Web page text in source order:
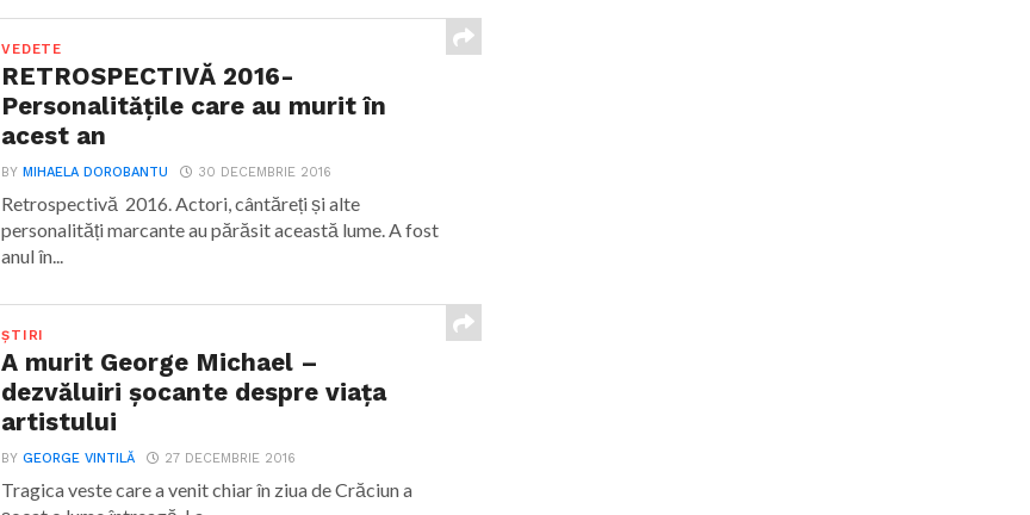
VEDETE
RETROSPECTIVĂ 2016-
Personalitățile care au murit în
acest an
BY MIHAELA DOROBANTU 30 DECEMBRIE 2016
Retrospectivă 2016. Actori, cântăreți și alte
personalități marcante au părăsit această lume. A fost
anul în...
ȘTIRI
A murit George Michael –
dezvăluiri șocante despre viața
artistului
BYGEORGE VINTILĂ 27 DECEMBRIE 2016
Tragica veste care a venit chiar în ziua de Crăciun a